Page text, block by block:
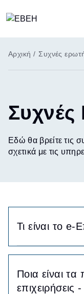
προς
το
κυρίως
περιεχόμενο
Breadcrumb
Αρχική / Συχνές
Συχνές
Εδώ θα βρείτε τις
σχετικά με τις
Τι είναι το e-
Ποια είναι τα
επιχειρήσεις